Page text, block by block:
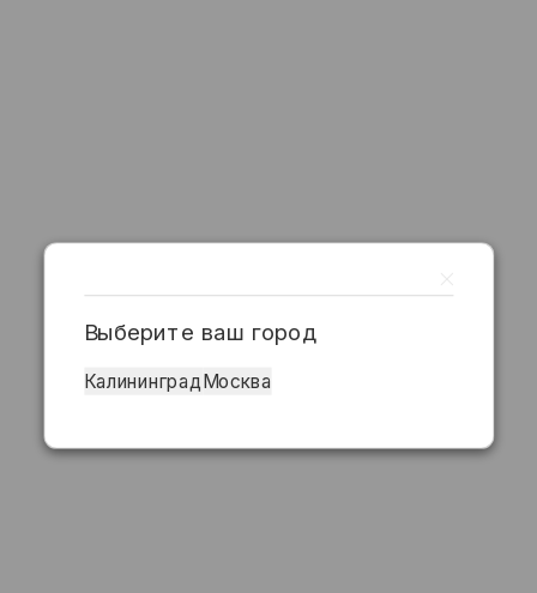
Выберите ваш город
Калининград Москва